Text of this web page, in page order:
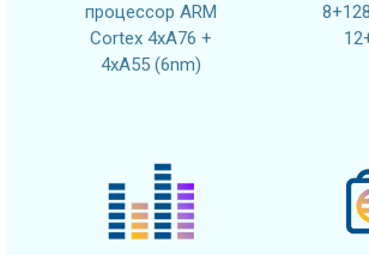
процессор ARM
Cortex 4xA76 +
4xA55 (6nm)